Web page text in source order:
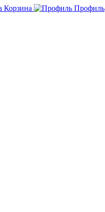
Корзина
Профиль